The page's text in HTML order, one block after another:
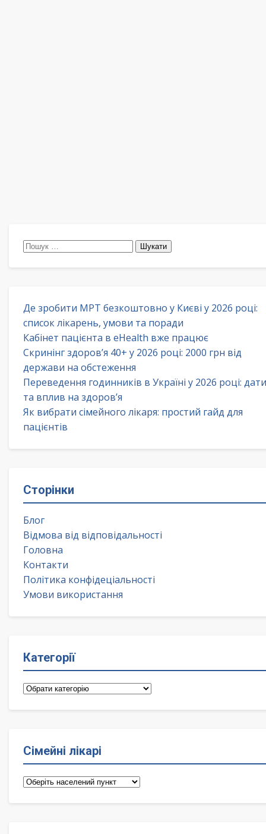
Пошук:
Де зробити МРТ безкоштовно у Києві у 2026 році:
список лікарень, умови та поради
Кабінет пацієнта в eHealth вже працює
Скринінг здоров’я 40+ у 2026 році: 2000 грн від
держави на обстеження
Переведення годинників в Україні у 2026 році: дати
та вплив на здоров’я
Як вибрати сімейного лікаря: простий гайд для
пацієнтів
Сторінки
Блог
Відмова від відповідальності
Головна
Контакти
Політика конфідеціальності
Умови використання
Категорії
Категорії
Сімейні лікарі
Сімейні